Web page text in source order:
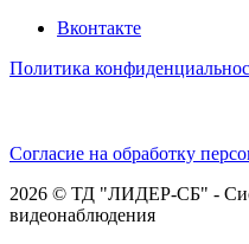
Вконтакте
Политика
Согласие на обработку
2026 © ТД "ЛИДЕР-СБ" -
видеонаблюдения